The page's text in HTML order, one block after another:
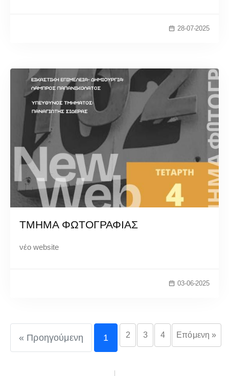
28-07-2025
ΤΜΗΜΑ ΦΩΤΟΓΡΑΦΙΑΣ
νέο website
03-06-2025
« Προηγούμενη 1 2 3 4 Επόμενη »